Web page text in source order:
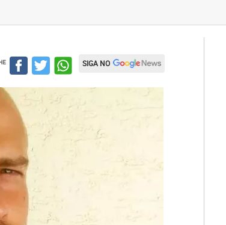
SIGA NO